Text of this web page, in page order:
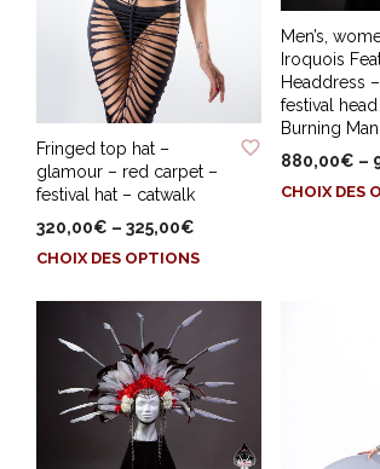
ADD TO WISHLIST
Fringed top hat –
glamour – red carpet –
festival hat – catwalk
320,00€ – 325,00€
CHOIX DES OPTIONSCe
a
plusieurs
variations.
Les
options
peuvent
ADD TO
Men’s,
Iroquois
Headdress
festival
Burning Man
880,00€ –
CHOIX DES